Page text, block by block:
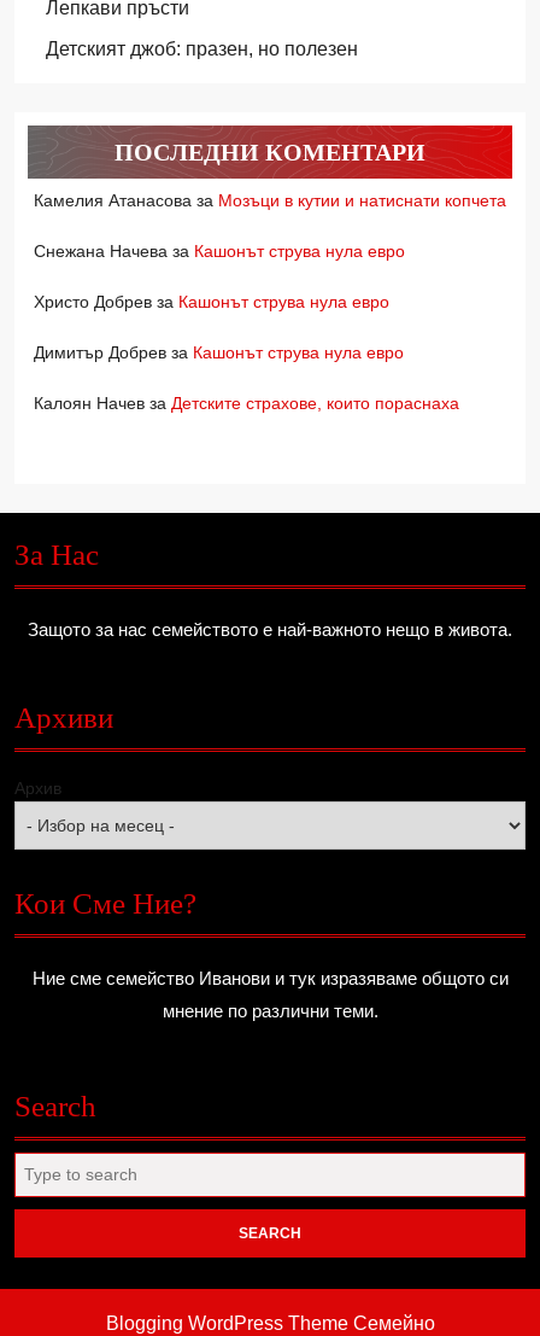
Лепкави пръсти
Детският джоб: празен, но полезен
ПОСЛЕДНИ КОМЕНТАРИ
Камелия Атанасова за Мозъци в кутии и натиснати копчета
Снежана Начева за Кашонът струва нула евро
Христо Добрев за Кашонът струва нула евро
Димитър Добрев за Кашонът струва нула евро
Калоян Начев за Детските страхове, които пораснаха
За Нас
Защото за нас семейството е най-важното нещо в живота.
Архиви
Архив
Кои Сме Ние?
Ние сме семейство Иванови и тук изразяваме общото си
мнение по различни теми.
Search
for:
Blogging WordPress ThemeСемейно